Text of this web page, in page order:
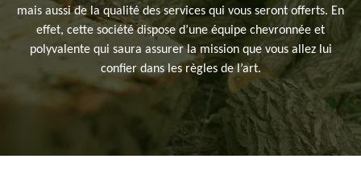
mais aussi de la qualité des services qui vous seront offerts. En
effet, cette société dispose d’une équipe chevronnée et
polyvalente qui saura assurer la mission que vous allez lui
confier dans les règles de l’art.